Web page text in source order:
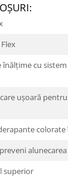
cu
ușoară
superior